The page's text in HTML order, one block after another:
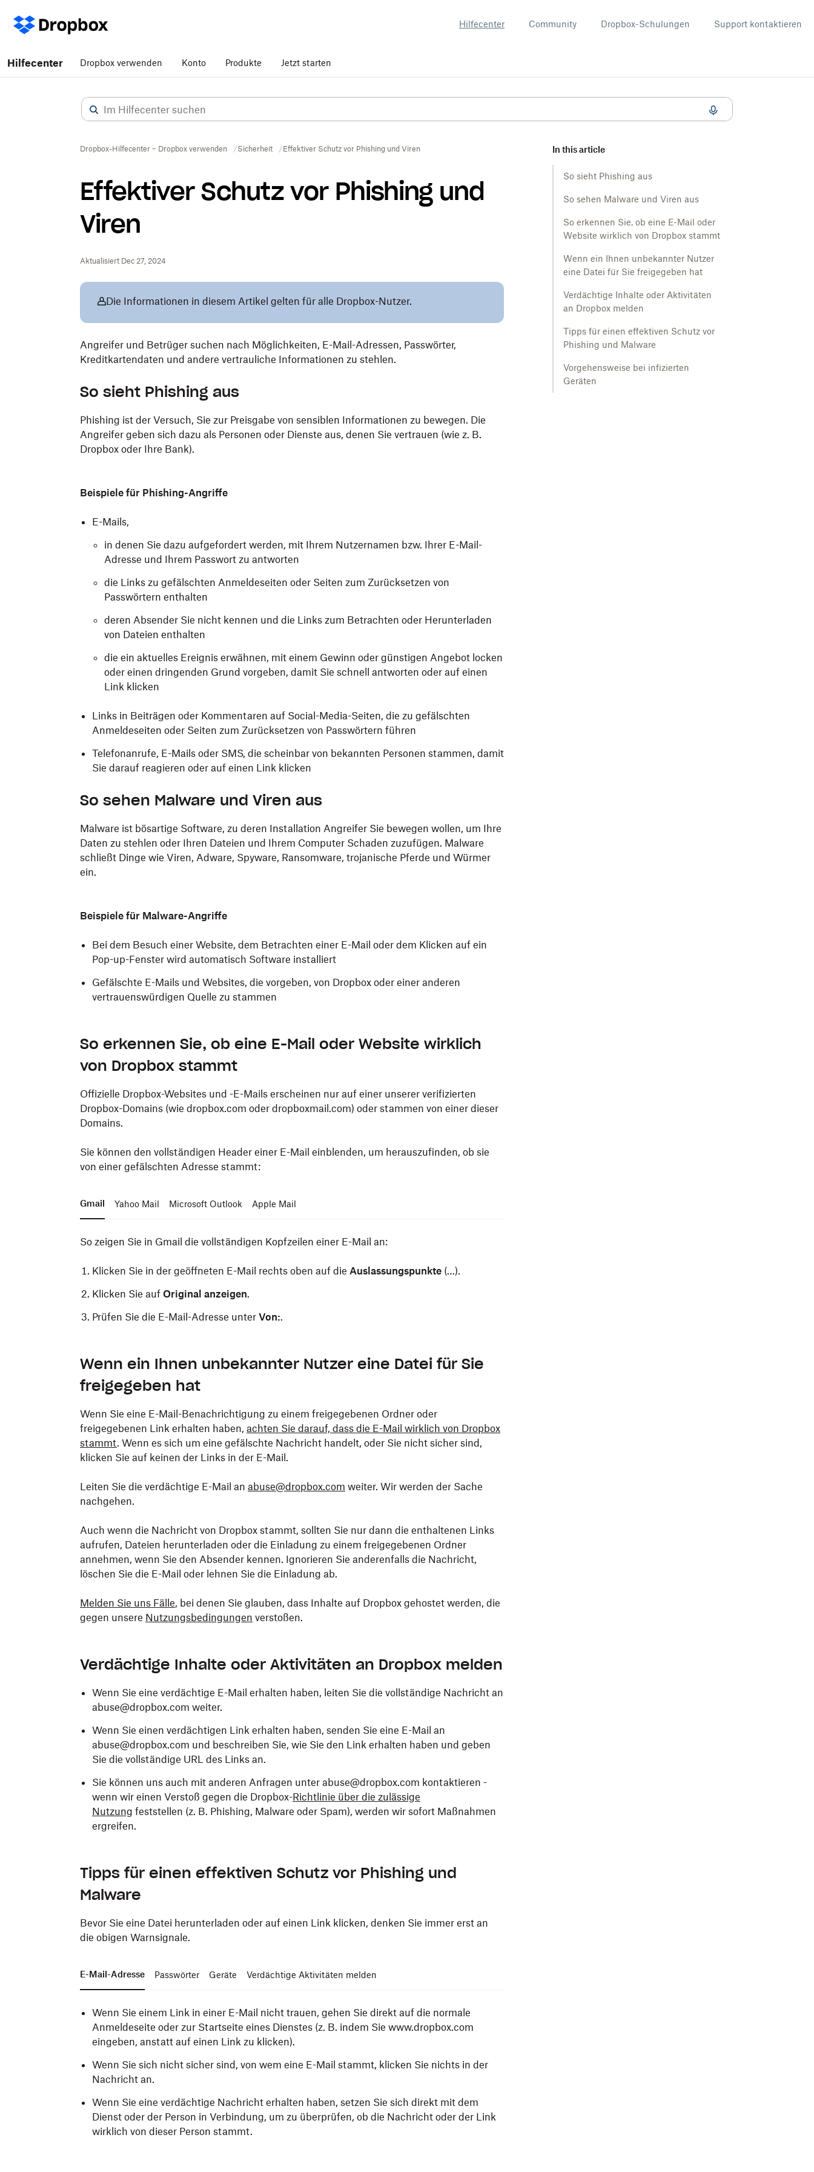
Hilfecenter Community Dropbox-Schulungen Support kontaktieren
Hilfecenter Dropbox verwenden Konto Produkte Jetzt starten
Dropbox-Hilfecenter – Dropbox verwenden Sicherheit Effektiver Schutz vor Phishing und Viren
Effektiver Schutz vor Phishing und
Viren
Aktualisiert Dec 27, 2024
In this article
So sieht Phishing aus
So sehen Malware und Viren aus
So erkennen Sie, ob eine E-Mail oder
Website wirklich von Dropbox stammt
Wenn ein Ihnen unbekannter Nutzer
eine Datei für Sie freigegeben hat
Verdächtige Inhalte oder Aktivitäten
an Dropbox melden
Tipps für einen effektiven Schutz vor
Phishing und Malware
Vorgehensweise bei infizierten
Geräten
Die Informationen in diesem Artikel gelten für alle Dropbox-Nutzer.
Angreifer und Betrüger suchen nach Möglichkeiten, E-Mail-Adressen, Passwörter,
Kreditkartendaten und andere vertrauliche Informationen zu stehlen.
So sieht Phishing aus
Phishing ist der Versuch, Sie zur Preisgabe von sensiblen Informationen zu bewegen. Die
Angreifer geben sich dazu als Personen oder Dienste aus, denen Sie vertrauen (wie z. B.
Dropbox oder Ihre Bank).
Beispiele für Phishing-Angriffe
E-Mails,
in denen Sie dazu aufgefordert werden, mit Ihrem Nutzernamen bzw. Ihrer E-Mail-
Adresse und Ihrem Passwort zu antworten
die Links zu gefälschten Anmeldeseiten oder Seiten zum Zurücksetzen von
Passwörtern enthalten
deren Absender Sie nicht kennen und die Links zum Betrachten oder Herunterladen
von Dateien enthalten
die ein aktuelles Ereignis erwähnen, mit einem Gewinn oder günstigen Angebot locken
oder einen dringenden Grund vorgeben, damit Sie schnell antworten oder auf einen
Link klicken
Links in Beiträgen oder Kommentaren auf Social-Media-Seiten, die zu gefälschten
Anmeldeseiten oder Seiten zum Zurücksetzen von Passwörtern führen
Telefonanrufe, E-Mails oder SMS, die scheinbar von bekannten Personen stammen, damit
Sie darauf reagieren oder auf einen Link klicken
So sehen Malware und Viren aus
Malware ist bösartige Software, zu deren Installation Angreifer Sie bewegen wollen, um Ihre
Daten zu stehlen oder Ihren Dateien und Ihrem Computer Schaden zuzufügen. Malware
schließt Dinge wie Viren, Adware, Spyware, Ransomware, trojanische Pferde und Würmer
ein.
Beispiele für Malware-Angriffe
Bei dem Besuch einer Website, dem Betrachten einer E-Mail oder dem Klicken auf ein
Pop-up-Fenster wird automatisch Software installiert
Gefälschte E-Mails und Websites, die vorgeben, von Dropbox oder einer anderen
vertrauenswürdigen Quelle zu stammen
So erkennen Sie, ob eine E-Mail oder Website wirklich
von Dropbox stammt
Offizielle Dropbox-Websites und -E-Mails erscheinen nur auf einer unserer verifizierten
Dropbox-Domains (wie dropbox.com oder dropboxmail.com) oder stammen von einer dieser
Domains.
Sie können den vollständigen Header einer E-Mail einblenden, um herauszufinden, ob sie
von einer gefälschten Adresse stammt:
Gmail Yahoo Mail Microsoft Outlook Apple Mail
So zeigen Sie in Gmail die vollständigen Kopfzeilen einer E-Mail an:
Klicken Sie in der geöffneten E-Mail rechts oben auf die Auslassungspunkte (…).
Klicken Sie auf Original anzeigen.
Prüfen Sie die E-Mail-Adresse unter Von:.
Klicken Sie auf
Prüfen Sie die E-Mail-Adresse unterVon: .
Kopfzeilen einer E-Mail an:
Doppelklicken Sie auf die E-Mail, um sie in einem neuen Fenster zu öffnen.
Wählen Sie den TabDateiund klicken Sie aufEigenschaften.
In der Web-Version: Klicken Sie aufNachrichtendetails(Briefumschlagsymbol mit
einem kleinen Dokument).
Prüfen Sie die E-Mail-Adresse unterVon:.
Pop-up-MenüQuelle anzeigen
Prüfen Sie die E-Mail-Adresse unterVon: .
Wenn ein Ihnen unbekannter Nutzer eine Datei für Sie
freigegeben hat
Wenn Sie eine E-Mail-Benachrichtigung zu einem freigegebenen Ordner oder
freigegebenen Link erhalten haben, achten Sie darauf, dass die E-Mail wirklich von Dropbox
stammt. Wenn es sich um eine gefälschte Nachricht handelt, oder Sie nicht sicher sind,
klicken Sie auf keinen der Links in der E-Mail.
Leiten Sie die verdächtige E-Mail an abuse@dropbox.com weiter. Wir werden der Sache
nachgehen.
Auch wenn die Nachricht von Dropbox stammt, sollten Sie nur dann die enthaltenen Links
aufrufen, Dateien herunterladen oder die Einladung zu einem freigegebenen Ordner
annehmen, wenn Sie den Absender kennen. Ignorieren Sie anderenfalls die Nachricht,
löschen Sie die E-Mail oder lehnen Sie die Einladung ab.
Melden Sie uns Fälle, bei denen Sie glauben, dass Inhalte auf Dropbox gehostet werden, die
gegen unsere Nutzungsbedingungen verstoßen.
Verdächtige Inhalte oder Aktivitäten an Dropbox melden
Wenn Sie eine verdächtige E-Mail erhalten haben, leiten Sie die vollständige Nachricht an
abuse@dropbox.com weiter.
Wenn Sie einen verdächtigen Link erhalten haben, senden Sie eine E-Mail an
abuse@dropbox.com und beschreiben Sie, wie Sie den Link erhalten haben und geben
Sie die vollständige URL des Links an.
Sie können uns auch mit anderen Anfragen unter abuse@dropbox.com kontaktieren -
wenn wir einen Verstoß gegen die Dropbox-Richtlinie über die zulässige
Nutzung feststellen (z. B. Phishing, Malware oder Spam), werden wir sofort Maßnahmen
ergreifen.
Tipps für einen effektiven Schutz vor Phishing und
Malware
Bevor Sie eine Datei herunterladen oder auf einen Link klicken, denken Sie immer erst an
die obigen Warnsignale.
E-Mail-Adresse Passwörter Geräte Verdächtige Aktivitäten melden
Wenn Sie einem Link in einer E-Mail nicht trauen, gehen Sie direkt auf die normale
Anmeldeseite oder zur Startseite eines Dienstes (z. B. indem Sie www.dropbox.com
eingeben, anstatt auf einen Link zu klicken).
Wenn Sie sich nicht sicher sind, von wem eine E-Mail stammt, klicken Sie nichts in der
Nachricht an.
Wenn Sie eine verdächtige Nachricht erhalten haben, setzen Sie sich direkt mit dem
Dienst oder der Person in Verbindung, um zu überprüfen, ob die Nachricht oder der Link
wirklich von dieser Person stammt.